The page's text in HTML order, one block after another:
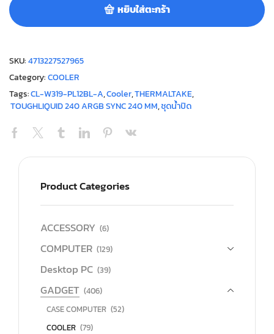
หยิบใส่ตะกร้า
SKU:4713227527965
Category:COOLER
Tags:CL-W319-PL12BL-A,Cooler,THERMALTAKE,
TOUGHLIQUID 240 ARGB SYNC 240 MM,ชุดน้ำปิด
Product Categories
ACCESSORY (6)
COMPUTER (129)
Desktop PC (39)
GADGET (406)
CASE COMPUTER (52)
COOLER (79)